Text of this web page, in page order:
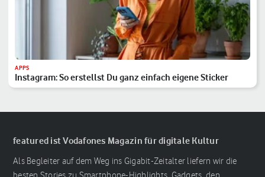
APPS
Instagram: So erstellst Du ganz einfach eigene Sticker
featured ist Vodafones Magazin für digitale Kultur
Als Begleiter auf dem Weg ins Gigabit-Zeitalter liefern wir die